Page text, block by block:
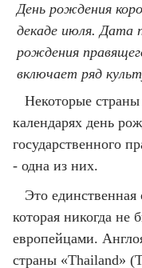
День рождения
декаде июля. Дата
рождения
включает ряд
Некоторые
календарях день
государственного
- одна из них.
Это
которая никогда не
европейцами.
страны «Thailand»